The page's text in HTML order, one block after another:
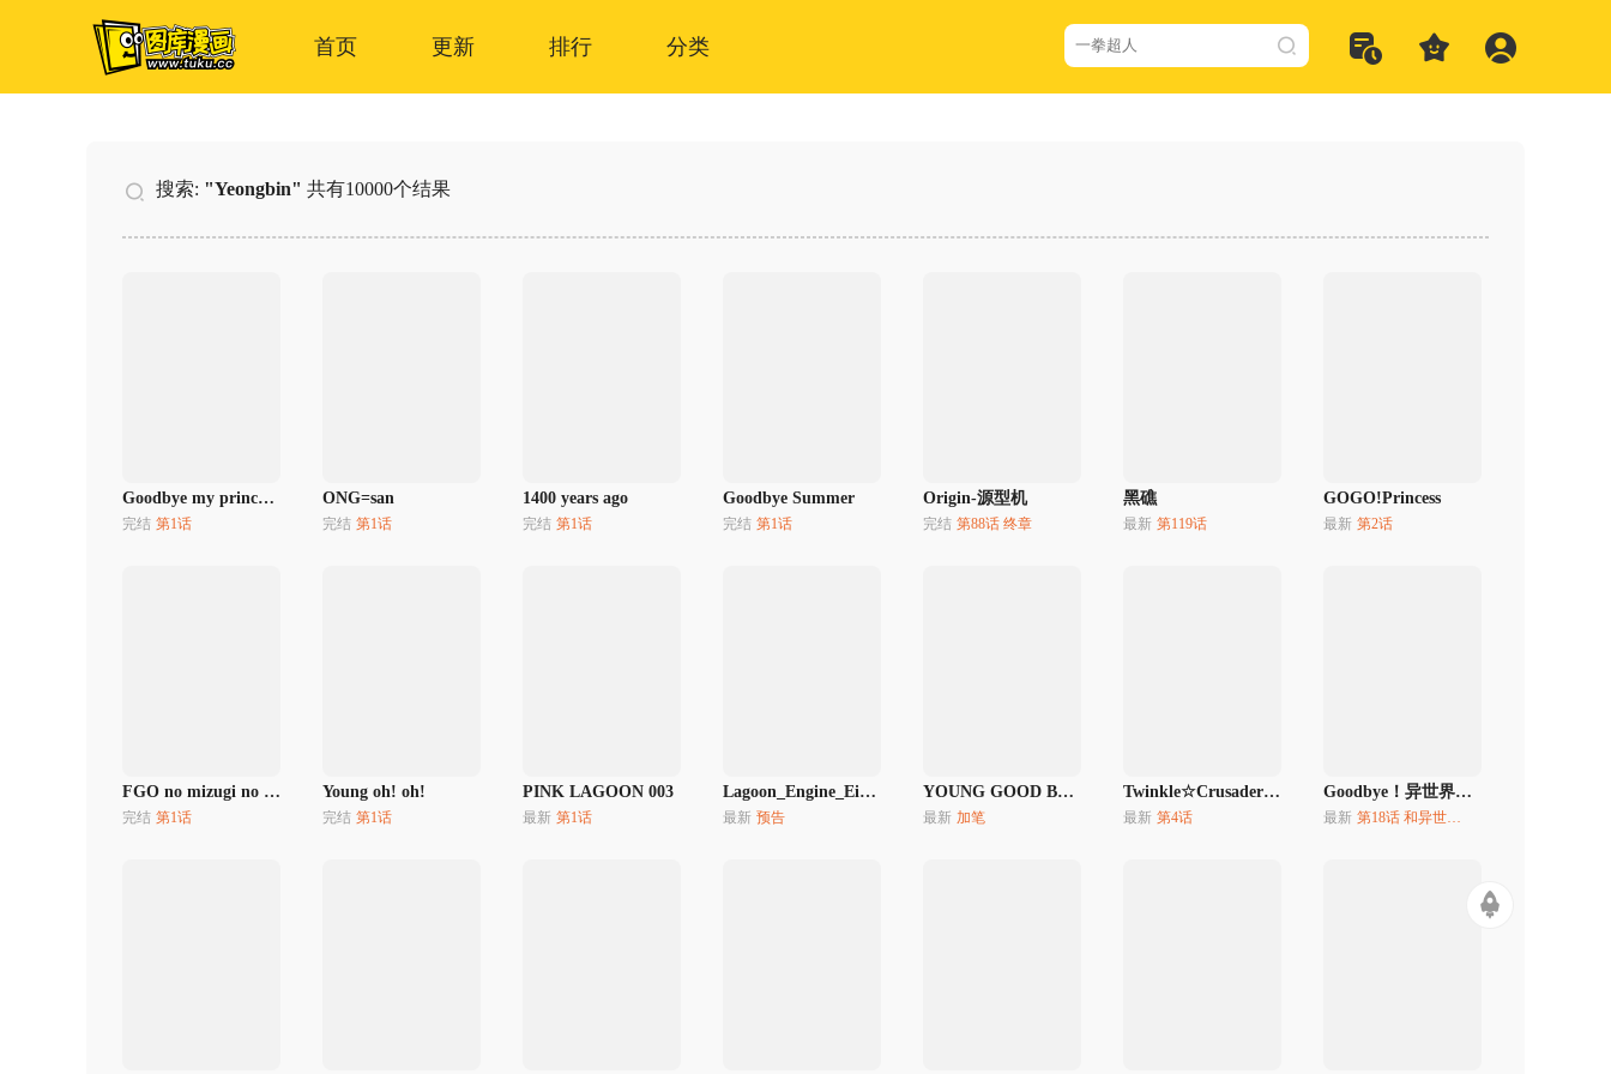
首页 更新 排行 分类
搜索: "Yeongbin" 共有10000个结果
Goodbye my princess lolita
完结 第1话
ONG=san
完结 第1话
1400 years ago
完结 第1话
Goodbye Summer
完结 第1话
Origin-源型机
完结 第88话 终章
黑礁
最新 第119话
GOGO!Princess
最新 第2话
FGO no mizugi no hon
完结 第1话
Young oh! oh!
完结 第1话
PINK LAGOON 003
最新 第1话
Lagoon_Engine_Einsatz
最新 预告
YOUNG GOOD BOYFRIEND
最新 加笔
Twinkle☆Crusaders Go-Go！
最新 第4话
Goodbye！异世界转生
最新 第18话 和异世界转生说goodbye！